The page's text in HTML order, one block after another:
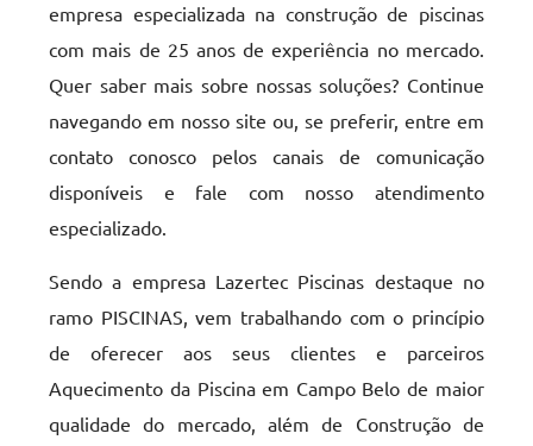
empresa especializada na construção de piscinas
com mais de 25 anos de experiência no mercado.
Quer saber mais sobre nossas soluções? Continue
navegando em nosso site ou, se preferir, entre em
contato conosco pelos canais de comunicação
disponíveis e fale com nosso atendimento
especializado.
Sendo a empresa Lazertec Piscinas destaque no
ramo PISCINAS, vem trabalhando com o princípio
de oferecer aos seus clientes e parceiros
Aquecimento da Piscina em Campo Belo de maior
qualidade do mercado, além de Construção de